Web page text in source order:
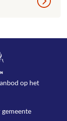
op het
gemeente